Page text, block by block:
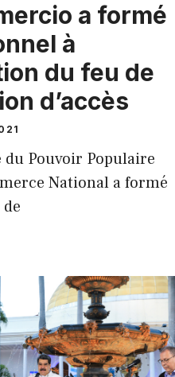
a formé
à
du feu de
d’accès
Pouvoir Populaire
National a formé